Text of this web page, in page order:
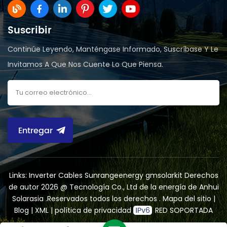
Suscribir
Continúe Leyendo, Manténgase Informado, Suscríbase Y Le
Invitamos A Que Nos Cuente Lo Que Piensa.
Entregar
Links: Inverter Cables Sunrangeenergy gmsolarkit Derechos
de autor 2026 @ Tecnología Co., Ltd de la energía de Anhui
Solarasia .Reservados todos los derechos .Mapa del sitio |
Blog | XML|política de privacidad RED SOPORTADA